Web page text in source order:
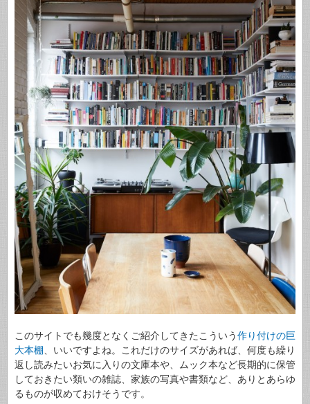
このサイトでも幾度となくご紹介してきたこういう作り付けの巨
大本棚、いいですよね。これだけのサイズがあれば、何度も繰り
返し読みたいお気に入りの文庫本や、ムック本など長期的に保管
しておきたい類いの雑誌、家族の写真や書類など、ありとあらゆ
るものが収めておけそうです。